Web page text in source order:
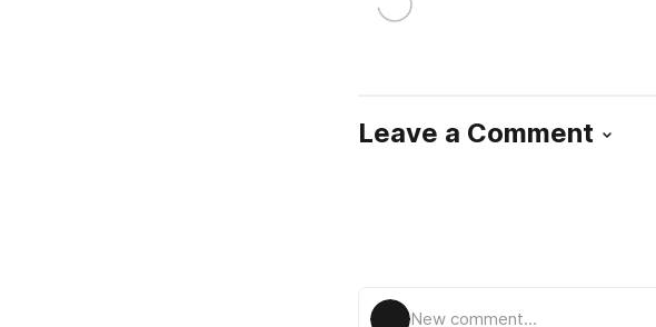
Leave a Comment